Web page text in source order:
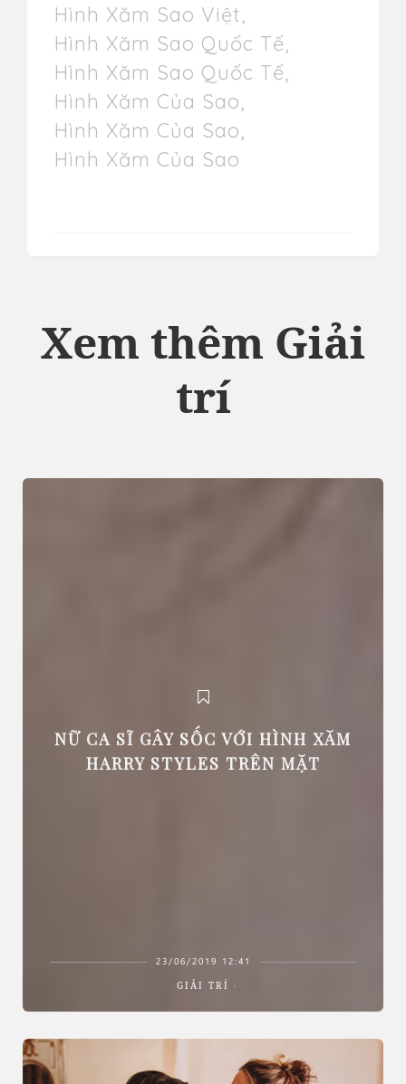
Hình Xăm Sao Việt,
Hình Xăm Sao Quốc Tế,
Hình Xăm Sao Quốc Tế,
Hình Xăm Của Sao,
Hình Xăm Của Sao,
Hình Xăm Của Sao
Xem thêm Giải
trí
NỮ CA SĨ GÂY SỐC VỚI HÌNH XĂM
HARRY STYLES TRÊN MẶT
23/06/2019 12:41
GIẢI TRÍ